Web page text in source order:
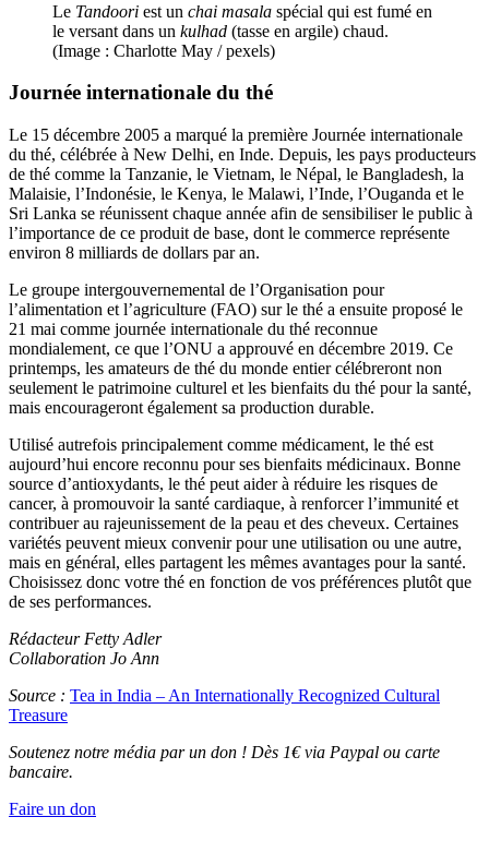
Le Tandoori est un chai masala spécial qui est fumé en
le versant dans un kulhad (tasse en argile) chaud.
(Image : Charlotte May / pexels)
Journée internationale du thé
Le 15 décembre 2005 a marqué la première Journée internationale
du thé, célébrée à New Delhi, en Inde. Depuis, les pays producteurs
de thé comme la Tanzanie, le Vietnam, le Népal, le Bangladesh, la
Malaisie, l’Indonésie, le Kenya, le Malawi, l’Inde, l’Ouganda et le
Sri Lanka se réunissent chaque année afin de sensibiliser le public à
l’importance de ce produit de base, dont le commerce représente
environ 8 milliards de dollars par an.
Le groupe intergouvernemental de l’Organisation pour
l’alimentation et l’agriculture (FAO) sur le thé a ensuite proposé le
21 mai comme journée internationale du thé reconnue
mondialement, ce que l’ONU a approuvé en décembre 2019. Ce
printemps, les amateurs de thé du monde entier célébreront non
seulement le patrimoine culturel et les bienfaits du thé pour la santé,
mais encourageront également sa production durable.
Utilisé autrefois principalement comme médicament, le thé est
aujourd’hui encore reconnu pour ses bienfaits médicinaux. Bonne
source d’antioxydants, le thé peut aider à réduire les risques de
cancer, à promouvoir la santé cardiaque, à renforcer l’immunité et
contribuer au rajeunissement de la peau et des cheveux. Certaines
variétés peuvent mieux convenir pour une utilisation ou une autre,
mais en général, elles partagent les mêmes avantages pour la santé.
Choisissez donc votre thé en fonction de vos préférences plutôt que
de ses performances.
Rédacteur Fetty Adler
Collaboration Jo Ann
Source : Tea in India – An Internationally Recognized Cultural
Treasure
Soutenez notre média par un don ! Dès 1€ via Paypal ou carte
bancaire.
Faire un don